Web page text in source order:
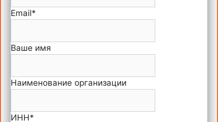
Email*
Ваше имя
Наименование организации
ИНН*